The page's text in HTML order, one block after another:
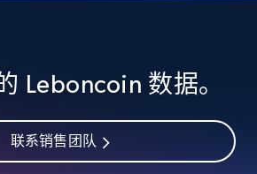
name, Biography, Is verified,
Leboncoin 数据。
联系销售团队